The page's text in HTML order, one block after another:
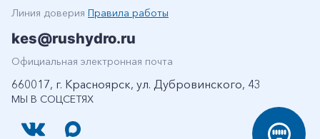
МЫ В СОЦСЕТЯХ
Линия доверия Правила работы
kes@rushydro.ru
Официальная электронная почта
660017, г. Красноярск, ул. Дубровинского, 43